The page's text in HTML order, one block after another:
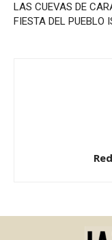
LAS CUEVAS DE
FIESTA DEL PUEBLO